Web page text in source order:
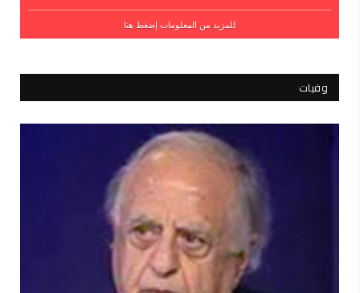
للمزيد من المعلومات إضغط هنا
وفيات